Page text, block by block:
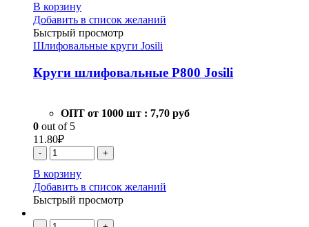
В корзину
Добавить в список желаний
Быстрый просмотр
Шлифовальные круги Josili
Круги шлифовальные Р800 Josili
ОПТ от 1000 шт : 7,70 руб
0 out of 5
11.80₽
- +
В корзину
Добавить в список желаний
Быстрый просмотр